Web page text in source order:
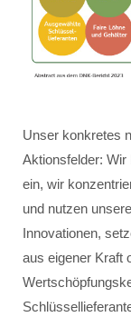
Unser konkretes
Aktionsfelder: Wir
ein, wir
und nutzen
Innovationen,
aus eigener Kraft